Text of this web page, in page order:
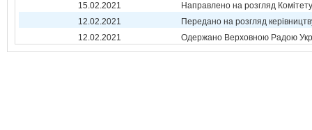
15.02.2021
Направлено на розгляд Комітету
12.02.2021
Передано на розгляд
12.02.2021
Одержано Верховною Радою